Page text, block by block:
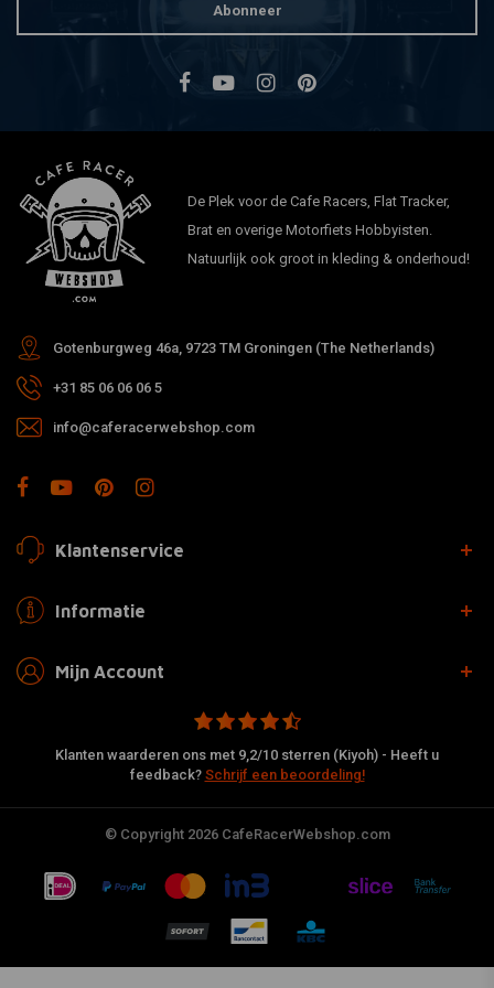
Abonneer
De Plek voor de Cafe Racers, Flat Tracker,
Brat en overige Motorfiets Hobbyisten.
Natuurlijk ook groot in kleding & onderhoud!
Gotenburgweg 46a, 9723 TM Groningen (The Netherlands)
+31 85 06 06 06 5
info@caferacerwebshop.com
Klantenservice
Informatie
Mijn Account
Klanten waarderen ons met 9,2/10 sterren (Kiyoh) - Heeft u
feedback? Schrijf een beoordeling!
© Copyright 2026 CafeRacerWebshop.com